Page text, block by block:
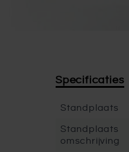
Specificaties
Standplaats
Standplaats
omschrijving